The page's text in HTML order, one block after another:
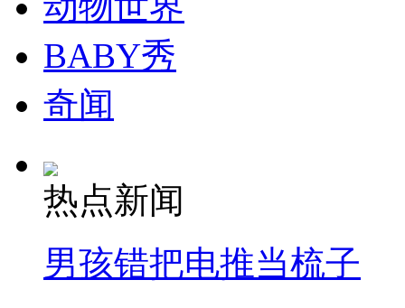
纽约上演“枕头大战”
BABY秀
奇闻
热点新闻
男孩错把电推当梳子